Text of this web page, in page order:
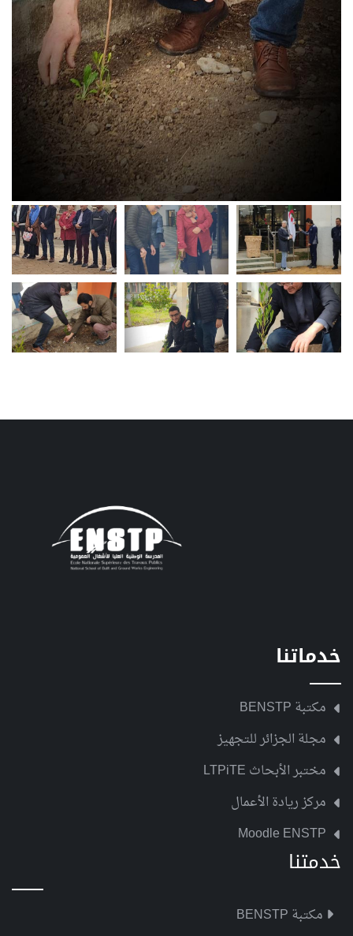
خدماتنا
مكتبة BENSTP
مجلة الجزائر للتجهيز
مختبر الأبحاث LTPiTE
مركز ريادة الأعمال
Moodle ENSTP
خدمتنا
مكتبة BENSTP